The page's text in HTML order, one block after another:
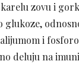
karelu zovu i
glukoze,
i
deluju na